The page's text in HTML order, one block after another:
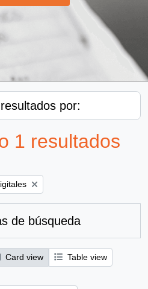
por:
1 resultados
de búsqueda
Card view
Table view